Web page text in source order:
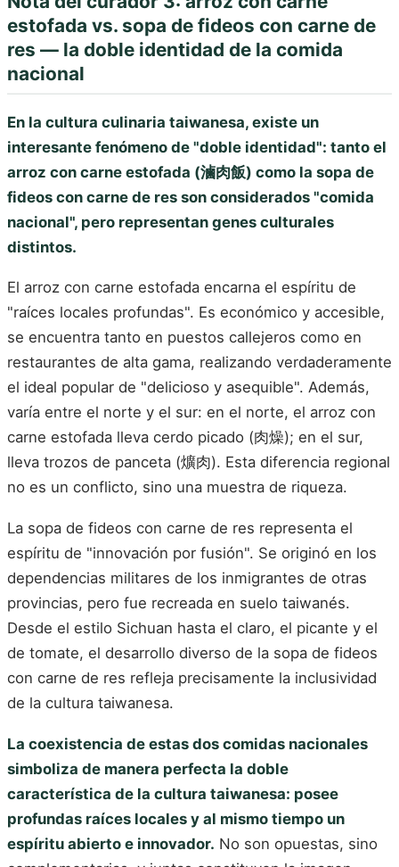
estofada vs. sopa de fideos con carne de
res — la doble identidad de la comida
nacional
En la cultura culinaria taiwanesa, existe un
interesante fenómeno de "doble identidad": tanto el
arroz con carne estofada (滷肉飯) como la sopa de
fideos con carne de res son considerados "comida
nacional", pero representan genes culturales
distintos.
El arroz con carne estofada encarna el espíritu de
"raíces locales profundas". Es económico y accesible,
se encuentra tanto en puestos callejeros como en
restaurantes de alta gama, realizando verdaderamente
el ideal popular de "delicioso y asequible". Además,
varía entre el norte y el sur: en el norte, el arroz con
carne estofada lleva cerdo picado (肉燥); en el sur,
lleva trozos de panceta (爌肉). Esta diferencia regional
no es un conflicto, sino una muestra de riqueza.
La sopa de fideos con carne de res representa el
espíritu de "innovación por fusión". Se originó en los
dependencias militares de los inmigrantes de otras
provincias, pero fue recreada en suelo taiwanés.
Desde el estilo Sichuan hasta el claro, el picante y el
de tomate, el desarrollo diverso de la sopa de fideos
con carne de res refleja precisamente la inclusividad
de la cultura taiwanesa.
La coexistencia de estas dos comidas nacionales
simboliza de manera perfecta la doble
característica de la cultura taiwanesa: posee
profundas raíces locales y al mismo tiempo un
espíritu abierto e innovador. No son opuestas, sino